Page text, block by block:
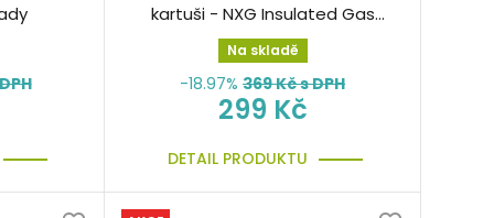
kartuši - NXG Insulated Gas
Canister Cover
Na skladě
-18.97% 369Kč s DPH
299 Kč
DETAIL PRODUKTU